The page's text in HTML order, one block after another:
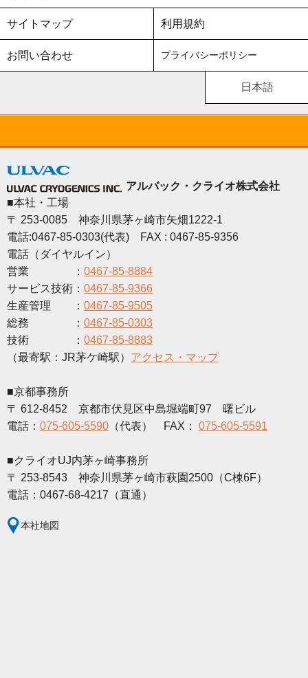
アルバック・クライオ株式会社
■本社・工場
〒 253-0085 神奈川県茅ヶ崎市矢畑1222-1
電話:0467-85-0303(代表) FAX : 0467-85-9356
電話（ダイヤルイン）
営業 ： 0467-85-8884
サービス技術： 0467-85-9366
生産管理 ： 0467-85-9505
総務 ： 0467-85-0303
技術 ： 0467-85-8883
（最寄駅：JR茅ケ崎駅） アクセス・マップ
■京都事務所
〒 612-8452 京都市伏見区中島堀端町97 曙ビル
電話： 075-605-5590 （代表） FAX： 075-605-5591
■クライオUJ内茅ヶ崎事務所
〒 253-8543 神奈川県茅ヶ崎市萩園2500（C棟6F）
電話：0467-68-4217（直通）
本社地図
サイトマップ 利用規約
お問い合わせ プライバシーポリシー
日本語